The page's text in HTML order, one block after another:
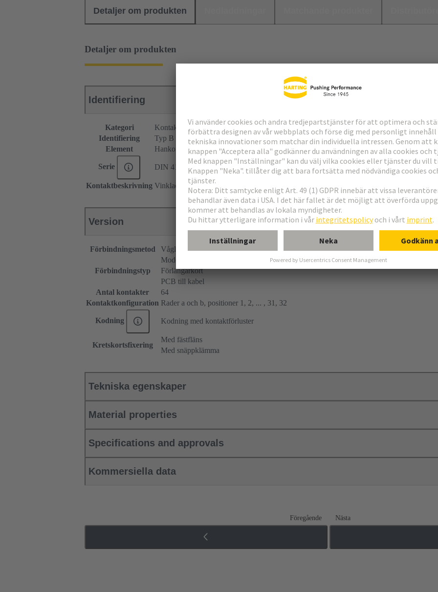
Detaljer om produkten
Detaljer om produkten
Identifiering
Kategori
Kontaktdon
Identifiering
Typ B
Element
Hankontaktdon
Serie DIN 41612
Kontaktbeskrivning Vinklad
Version
Förbindningsmetod Våglödningsförbindning
Förbindningstyp
Moderkort till dotterkort
Förlängarkort
PCB till kabel
Antal kontakter
64
Kontaktkonfiguration Rader a och b, positioner 1, 2, ... , 31, 32
Kodning Kodning med kontaktförluster
Kretskortsfixering
Med fästfläns
Med snäppklämma
Tekniska egenskaper
Material properties
Specifications and approvals
Kommersiella data
Föregående Nästa